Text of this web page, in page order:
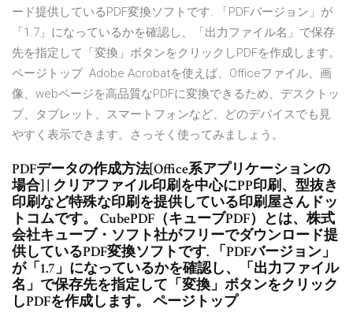
ード提供しているPDF変換ソフトです. 「PDFバージョン」が
「1.7」になっているかを確認し、「出力ファイル名」で保存
先を指定して「変換」ボタンをクリックしPDFを作成します。
ページトップ Adobe Acrobatを使えば、Officeファイル、画
像、webページを高品質なPDFに変換できるため、デスクトッ
プ、タブレット、スマートフォンなど、どのデバイスでも見
やすく表示できます。さっそく使ってみましょう。
PDFデータの作成方法[Office系アプリケーションの
場合] | クリアファイル印刷を中心にPP印刷、型抜き
印刷など特殊な印刷を提供している印刷屋さんドッ
トコムです。 CubePDF（キューブPDF）とは、株式
会社キューブ・ソフト社がフリーでダウンロード提
供しているPDF変換ソフトです. 「PDFバージョン」
が「1.7」になっているかを確認し、「出力ファイル
名」で保存先を指定して「変換」ボタンをクリック
しPDFを作成します。 ページトップ